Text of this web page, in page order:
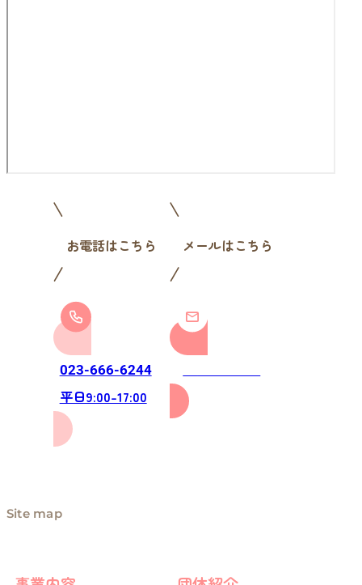
お電話はこちら
023-666-6244
平日9:00-17:00
メールはこちら
Site map